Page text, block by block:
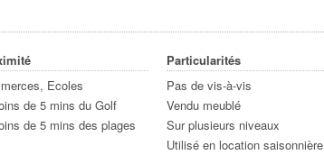
Ecoles
de 5 mins du Golf
de 5 mins des plages
Particularités
Pas de vis-à-vis
Vendu meublé
Sur plusieurs niveaux
Utilisé en location saisonnière